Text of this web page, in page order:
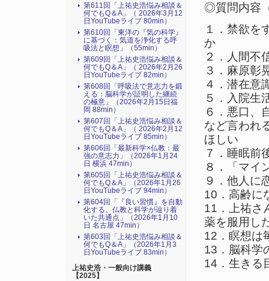
◎質問内容
１．禁欲を
か
２．人間不
３．麻原彰
４．潜在意
５．入院生
６．悪口、
など言われ
ほしい
７．睡眠前
８．「マイ
９．他人に
10．高齢に
11．上祐さ
薬を服用し
12．瞑想は
13．脳科学
14．生きる
第611回「上祐史浩悩み相談＆
何でもQ＆A」（ 2026年3月12
日YouTubeライブ 80min）
第610回「東洋の『気の科学』
に基づく：気道を浄化する呼
吸法と瞑想」（55min）
第609回「上祐史浩悩み相談＆
何でもQ＆A」（ 2026年2月26
日YouTubeライブ 82min）
第608回「呼吸法で意志力を鍛
える：脳科学が証明した継続
の極意」（2026年2月15日福
岡 88min）
第607回「上祐史浩悩み相談＆
何でもQ＆A」（ 2026年2月12
日YouTubeライブ 85min）
第606回「最新科学×仏教：最
強の意志力」（2026年1月24
日 横浜 47min）
第605回「上祐史浩悩み相談＆
何でもQ＆A」（2026年1月26
日YouTubeライブ 94min）
第604回「『良い習慣』を自動
化する。仏教と科学が辿り着
いた共通点」（2026年1月10
日 名古屋 47min）
第603回「上祐史浩悩み相談＆
何でもQ＆A」（2026年1月3
日YouTubeライブ 83min）
上祐史浩・一般向け講義
【2025】